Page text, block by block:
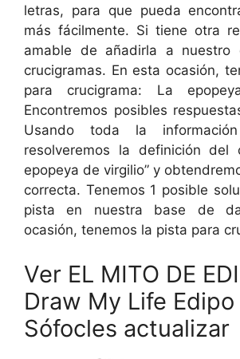
letras, para que pueda
más fácilmente. Si tiene otra
amable de añadirla a nuestro
crucigramas. En esta ocasión,
para crucigrama: La
Encontremos posibles
Usando toda la información
resolveremos la definición del
epopeya de virgilio” y
correcta. Tenemos 1 posible
pista en nuestra base de
ocasión, tenemos la pista para
Ver EL MITO DE
Draw My Life
Sófocles actualizar